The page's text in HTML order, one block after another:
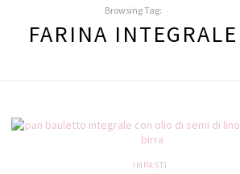
Browsing Tag:
FARINA INTEGRALE
IMPASTI